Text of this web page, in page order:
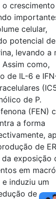
celular,
potencial de
levando a
como,
de IL-6 e
de P.
(FEN)
a forma
de
exposição
em
induziu um
de